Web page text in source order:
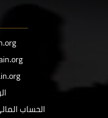
الحساب